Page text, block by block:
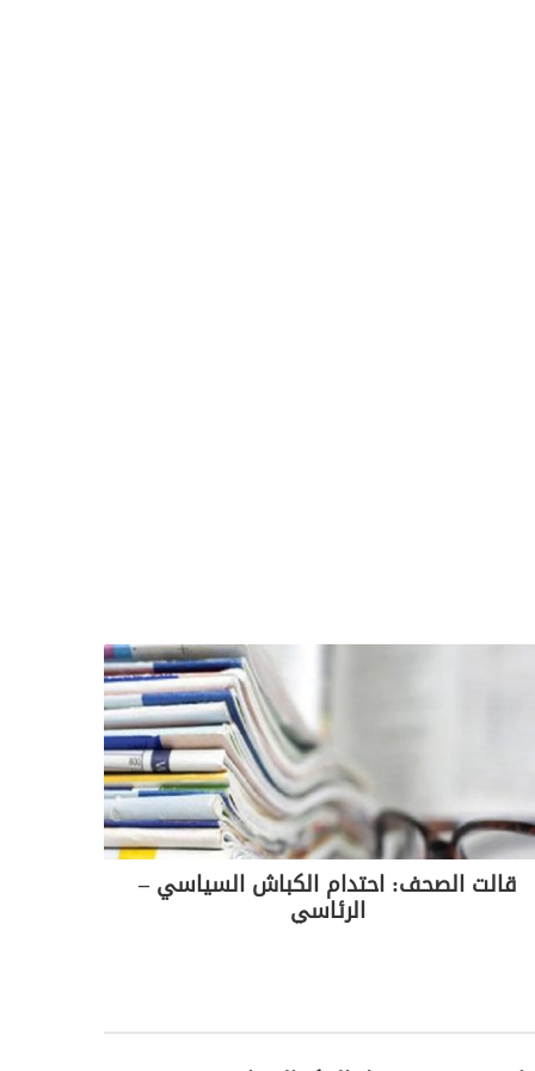
قالت الصحف: احتدام الكباش السياسي –
الرئاسي